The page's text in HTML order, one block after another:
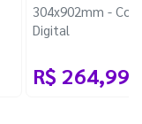
304x902mm -
Digital
R$ 264,99